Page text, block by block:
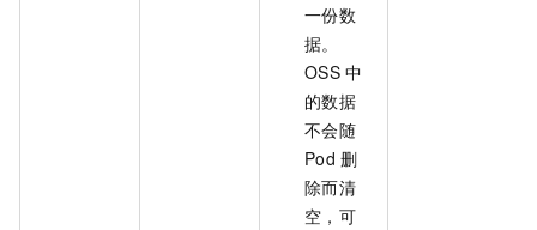
一份数
据。
OSS 中
的数据
不会随
Pod 删
除而清
空，可